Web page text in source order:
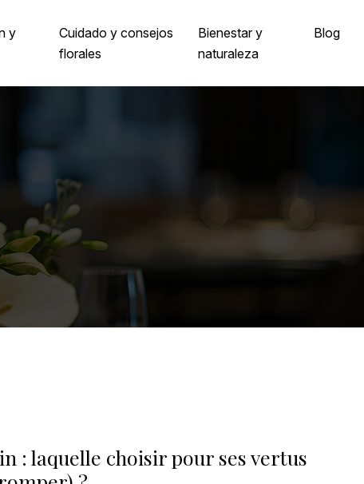
y
Cuidado y consejos
florales
Bienestar y
naturaleza
Blog
: laquelle choisir pour ses vertus